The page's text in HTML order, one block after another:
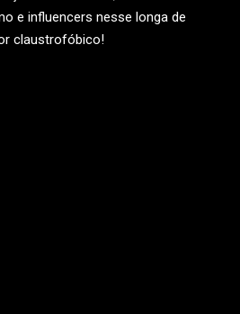
e influencers nesse longa de
claustrofóbico!